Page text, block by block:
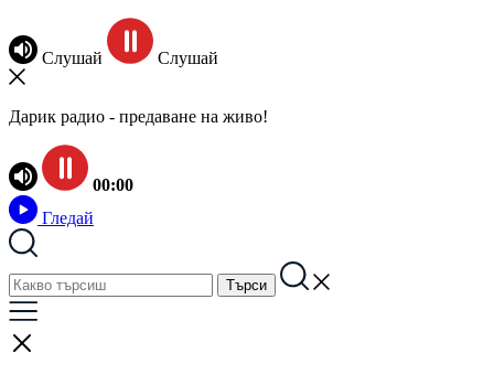
Слушай Слушай
Дарик радио - предаване на живо!
00:00
Гледай